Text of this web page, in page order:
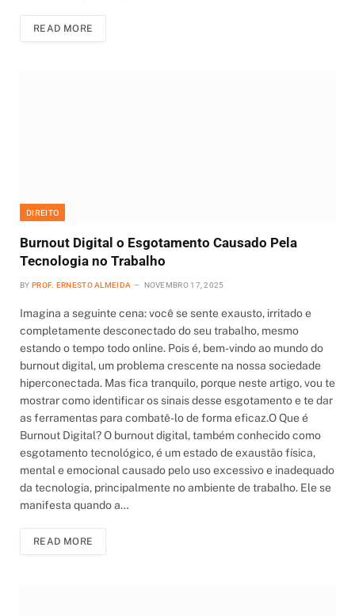
READ MORE
DIREITO
Burnout Digital o Esgotamento Causado Pela
Tecnologia no Trabalho
BY PROF. ERNESTO ALMEIDA NOVEMBRO 17, 2025
Imagina a seguinte cena: você se sente exausto, irritado e
completamente desconectado do seu trabalho, mesmo
estando o tempo todo online. Pois é, bem-vindo ao mundo do
burnout digital, um problema crescente na nossa sociedade
hiperconectada. Mas fica tranquilo, porque neste artigo, vou te
mostrar como identificar os sinais desse esgotamento e te dar
as ferramentas para combatê-lo de forma eficaz.O Que é
Burnout Digital? O burnout digital, também conhecido como
esgotamento tecnológico, é um estado de exaustão física,
mental e emocional causado pelo uso excessivo e inadequado
da tecnologia, principalmente no ambiente de trabalho. Ele se
manifesta quando a…
READ MORE